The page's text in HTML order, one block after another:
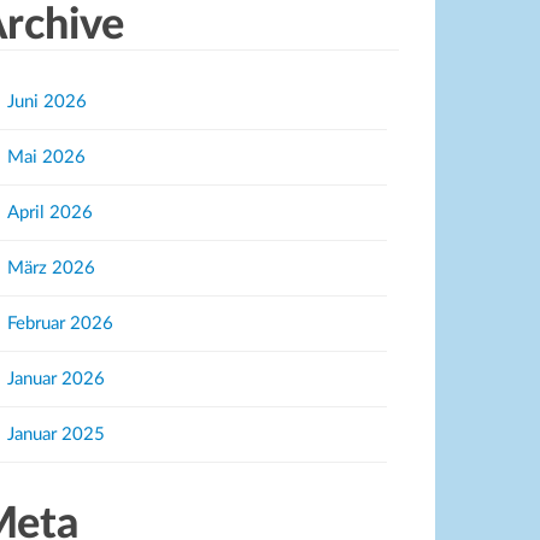
Juni 2026
Mai 2026
April 2026
März 2026
Februar 2026
Januar 2026
Januar 2025